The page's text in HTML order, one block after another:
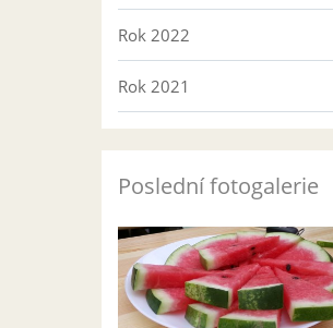
Rok 2022
Rok 2021
Poslední fotogalerie